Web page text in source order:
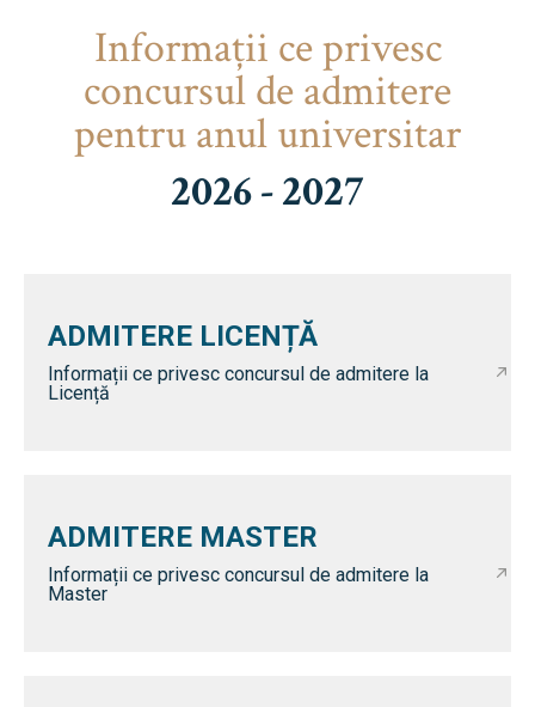
Informaţii ce privesc
concursul de admitere
pentru anul universitar
2026 - 2027
ADMITERE LICENȚĂ
Informații ce privesc concursul de admitere la
Licență
ADMITERE MASTER
Informații ce privesc concursul de admitere la
Master